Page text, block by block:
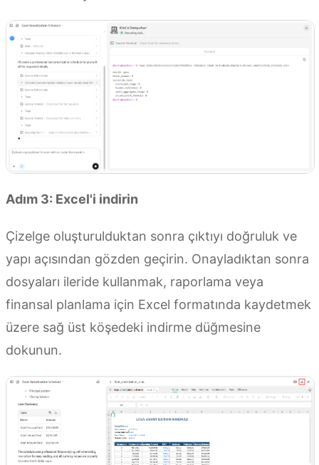
Adım 3: Excel'i indirin
Çizelge oluşturulduktan sonra çıktıyı doğruluk ve
yapı açısından gözden geçirin. Onayladıktan sonra
dosyaları ileride kullanmak, raporlama veya
finansal planlama için Excel formatında kaydetmek
üzere sağ üst köşedeki indirme düğmesine
dokunun.